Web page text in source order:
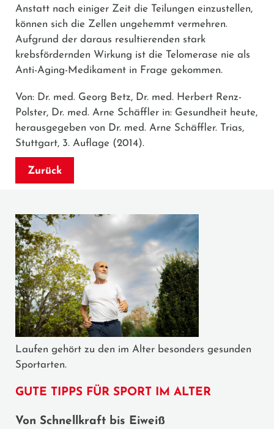
Anstatt nach einiger Zeit die Teilungen einzustellen,
können sich die Zellen ungehemmt vermehren.
Aufgrund der daraus resultierenden stark
krebsfördernden Wirkung ist die Telomerase nie als
Anti-Aging-Medikament in Frage gekommen.
Von: Dr. med. Georg Betz, Dr. med. Herbert Renz-
Polster, Dr. med. Arne Schäffler in: Gesundheit heute,
herausgegeben von Dr. med. Arne Schäffler. Trias,
Stuttgart, 3. Auflage (2014).
Zurück
Laufen gehört zu den im Alter besonders gesunden
Sportarten.
GUTE TIPPS FÜR SPORT IM ALTER
Von Schnellkraft bis Eiweiß